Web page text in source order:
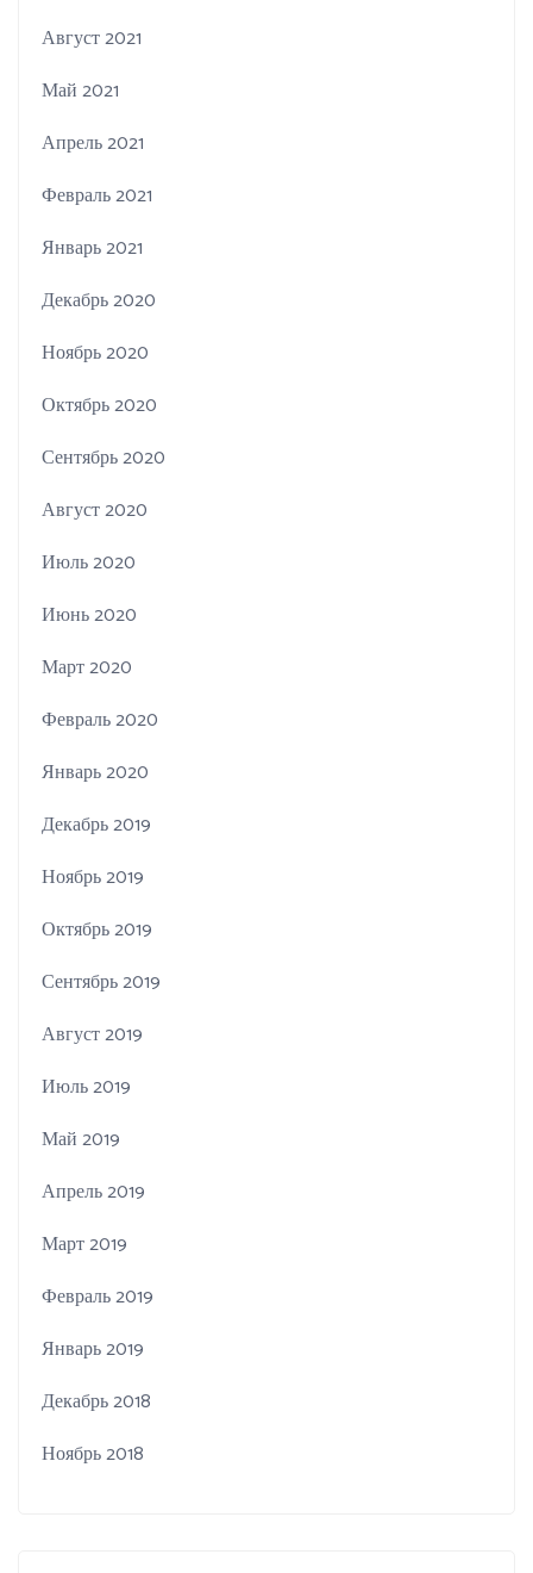
Август 2021
Май 2021
Апрель 2021
Февраль 2021
Январь 2021
Декабрь 2020
Ноябрь 2020
Октябрь 2020
Сентябрь 2020
Август 2020
Июль 2020
Июнь 2020
Март 2020
Февраль 2020
Январь 2020
Декабрь 2019
Ноябрь 2019
Октябрь 2019
Сентябрь 2019
Август 2019
Июль 2019
Май 2019
Апрель 2019
Март 2019
Февраль 2019
Январь 2019
Декабрь 2018
Ноябрь 2018